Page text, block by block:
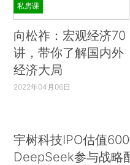
私房课
向松祚：宏观经济70
讲，带你了解国内外
经济大局
2022年04月06日
宇树科技IPO估值
DeepSeek参与战略